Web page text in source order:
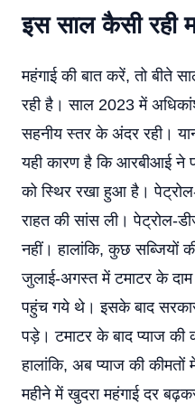
इस साल कैसी रही
महंगाई की बात करें, तो बीते
रही है। साल 2023 में
सहनीय स्तर के अंदर रही।
यही कारण है कि आरबीआई ने
को स्थिर रखा हुआ है।
राहत की सांस ली। पेट्रोल-
नहीं। हालांकि, कुछ सब्जियों
जुलाई-अगस्त में टमाटर के
पहुंच गये थे। इसके बाद सरकार
पड़े। टमाटर के बाद प्याज की
हालांकि, अब प्याज की
महीने में खुदरा महंगाई दर